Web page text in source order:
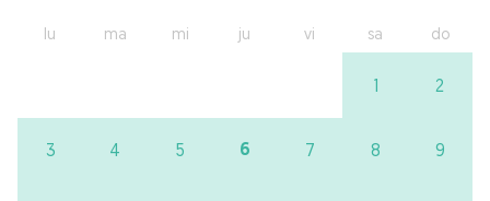
lu ma mi ju vi sa do
1 2
3 4 5 6 7 8 9